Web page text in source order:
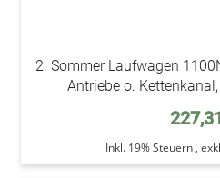
2. Sommer Laufwagen
Antriebe o.
Inkl. 19% Steuern ,